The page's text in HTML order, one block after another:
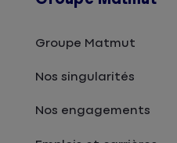
Groupe Matmut
Nos singularités
Nos engagements